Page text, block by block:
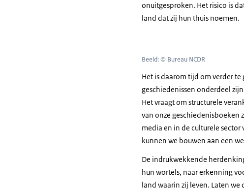
onuitgesproken. Het risico is
land dat zij hun thuis noemen.
Beeld: © Bureau NCDR
Het is daarom tijd om verder
geschiedenissen onderdeel
Het vraagt om structurele
van onze geschiedenisboeken
media en in de culturele sector
kunnen we bouwen aan een
De indrukwekkende
hun wortels, naar erkenning
land waarin zij leven. Laten